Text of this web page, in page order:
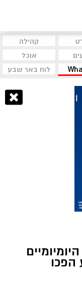
קהילה
אוכל
לוח באר שבע
הפכו